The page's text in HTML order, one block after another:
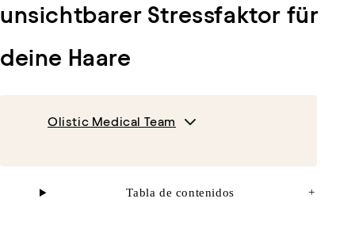
unsichtbarer Stressfaktor für
deine Haare
Olistic Medical Team
Tabla de contenidos +